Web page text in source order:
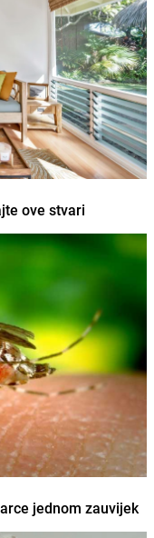
ove stvari
jednom zauvijek